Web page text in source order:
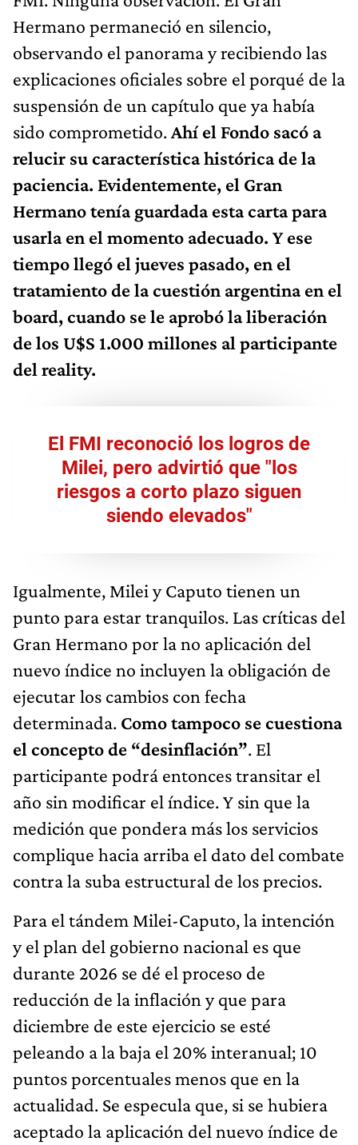
Hermano permaneció en silencio,
observando el panorama y recibiendo las
explicaciones oficiales sobre el porqué de la
suspensión de un capítulo que ya había
sido comprometido.Ahí el Fondo sacó a
relucir su característica histórica de la
paciencia. Evidentemente, el Gran
Hermano tenía guardada esta carta para
usarla en el momento adecuado. Y ese
tiempo llegó el jueves pasado, en el
tratamiento de la cuestión argentina en el
board, cuando se le aprobó la liberación
de los U$S 1.000 millones al participante
del reality.
El FMI reconoció los logros de
Milei, pero advirtió que "los
riesgos a corto plazo siguen
siendo elevados"
Igualmente, Milei y Caputo tienen un
punto para estar tranquilos. Las críticas del
Gran Hermano por la no aplicación del
nuevo índice no incluyen la obligación de
ejecutar los cambios con fecha
determinada. Como tampoco se cuestiona
el concepto de “desinflación”. El
participante podrá entonces transitar el
año sin modificar el índice. Y sin que la
medición que pondera más los servicios
complique hacia arriba el dato del combate
contra la suba estructural de los precios.
Para el tándem Milei-Caputo, la intención
y el plan del gobierno nacional es que
durante 2026 se dé el proceso de
reducción de la inflación y que para
diciembre de este ejercicio se esté
peleando a la baja el 20% interanual; 10
puntos porcentuales menos que en la
actualidad. Se especula que, si se hubiera
aceptado la aplicación del nuevo índice de